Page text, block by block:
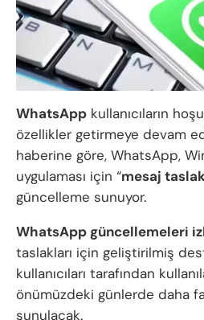
WhatsApp kullanıcıların
özellikler getirmeye devam
haberine göre, WhatsApp,
uygulaması için “mesaj
güncelleme sunuyor.
WhatsApp güncellemeleri
taslakları için geliştirilmiş
kullanıcıları tarafından
önümüzdeki günlerde daha
sunulacak.